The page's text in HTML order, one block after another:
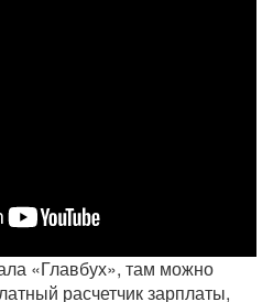
«Главбух», там можно
расчетчик зарплаты,